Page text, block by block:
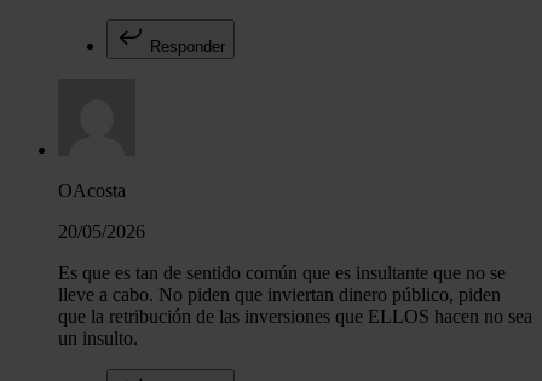
Responder
OAcosta
20/05/2026
Es que es tan de sentido común que es insultante que no se
lleve a cabo. No piden que inviertan dinero público, piden
que la retribución de las inversiones que ELLOS hacen no sea
un insulto.